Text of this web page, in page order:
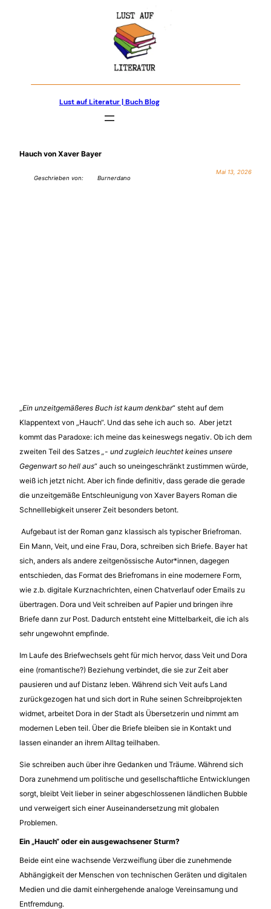
Lust auf Literatur | Buch Blog
Hauch von Xaver Bayer
Geschrieben von: Burnerdano
Mai 13, 2026
Ein unzeitgemäßeres Buch ist kaum denkbar“ steht auf dem
Klappentext von „Hauch“. Und das sehe ich auch so. Aber jetzt
kommt das Paradoxe: ich meine das keineswegs negativ. Ob ich dem
zweiten Teil des Satzes „- und zugleich leuchtet keines unsere
Gegenwart so hell aus“ auch so uneingeschränkt zustimmen würde,
weiß ich jetzt nicht. Aber ich finde definitiv, dass gerade die gerade
die unzeitgemäße Entschleunigung von Xaver Bayers Roman die
Schnelllebigkeit unserer Zeit besonders betont.
Aufgebaut ist der Roman ganz klassisch als typischer Briefroman.
Ein Mann, Veit, und eine Frau, Dora, schreiben sich Briefe. Bayer hat
sich, anders als andere zeitgenössische Autor*innen, dagegen
entschieden, das Format des Briefromans in eine modernere Form,
wie z.b. digitale Kurznachrichten, einen Chatverlauf oder Emails zu
übertragen. Dora und Veit schreiben auf Papier und bringen ihre
Briefe dann zur Post. Dadurch entsteht eine Mittelbarkeit, die ich als
sehr ungewohnt empfinde.
Im Laufe des Briefwechsels geht für mich hervor, dass Veit und Dora
eine (romantische?) Beziehung verbindet, die sie zur Zeit aber
pausieren und auf Distanz leben. Während sich Veit aufs Land
zurückgezogen hat und sich dort in Ruhe seinen Schreibprojekten
widmet, arbeitet Dora in der Stadt als Übersetzerin und nimmt am
modernen Leben teil. Über die Briefe bleiben sie in Kontakt und
lassen einander an ihrem Alltag teilhaben.
Sie schreiben auch über ihre Gedanken und Träume. Während sich
Dora zunehmend um politische und gesellschaftliche Entwicklungen
sorgt, bleibt Veit lieber in seiner abgeschlossenen ländlichen Bubble
und verweigert sich einer Auseinandersetzung mit globalen
Problemen.
Ein „Hauch“ oder ein ausgewachsener Sturm?
Beide eint eine wachsende Verzweiflung über die zunehmende
Abhängigkeit der Menschen von technischen Geräten und digitalen
Medien und die damit einhergehende analoge Vereinsamung und
Entfremdung.